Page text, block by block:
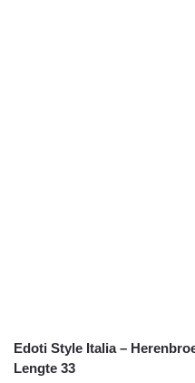
Edoti Style Italia –
Lengte 33